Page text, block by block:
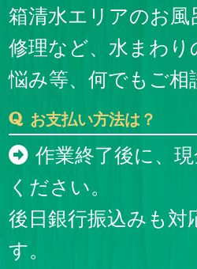
箱清水エリアのお風
修理など、水まわ
悩み等、何でもご相
お支払い方法は？
作業終了後に、
ください。
後日銀行振込みも対
す。